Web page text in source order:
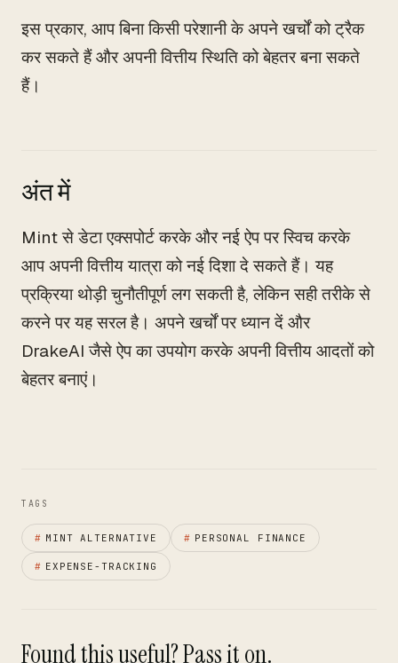
इस प्रकार, आप बिना किसी परेशानी के अपने खर्चों को ट्रैक
कर सकते हैं और अपनी वित्तीय स्थिति को बेहतर बना सकते
हैं।
अंत में
Mint से डेटा एक्सपोर्ट करके और नई ऐप पर स्विच करके
आप अपनी वित्तीय यात्रा को नई दिशा दे सकते हैं। यह
प्रक्रिया थोड़ी चुनौतीपूर्ण लग सकती है, लेकिन सही तरीके से
करने पर यह सरल है। अपने खर्चों पर ध्यान दें और
DrakeAI जैसे ऐप का उपयोग करके अपनी वित्तीय आदतों को
बेहतर बनाएं।
TAGS
# MINT ALTERNATIVE # PERSONAL FINANCE
# EXPENSE-TRACKING
Found this useful? Pass it on.